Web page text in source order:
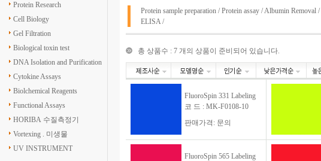
Protein Research
Cell Biology
Gel Filtration
Biological toxin test
DNA Isolation and Purification
Cytokine Assays
Biolchemical Reagents
Functional Assays
HORIBA 수질측정기
Vortexing . 미생물
UV INSTRUMENT
Protein sample preparation /Protein assay /Albumin Removal /
ELISA/
총 상품수 : 7 개의 상품이 준비되어 있습니다.
FluoroSpin 331 Labeling
코 드 : MK-F0108-10
판매가격: 문의
FluoroSpin 565 Labeling